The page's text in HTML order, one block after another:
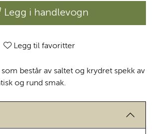
Legg i handlevogn
Legg til favoritter
som består av saltet og krydret spekk av
og rund smak.